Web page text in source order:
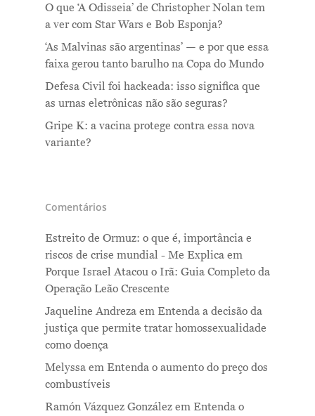
O que ‘A Odisseia’ de Christopher Nolan tem
a ver com Star Wars e Bob Esponja?
‘As Malvinas são argentinas’ — e por que essa
faixa gerou tanto barulho na Copa do Mundo
Defesa Civil foi hackeada: isso significa que
as urnas eletrônicas não são seguras?
Gripe K: a vacina protege contra essa nova
variante?
Comentários
Estreito de Ormuz: o que é, importância e
riscos de crise mundial - Me Explica em
Porque Israel Atacou o Irã: Guia Completo da
Operação Leão Crescente
Jaqueline Andreza em Entenda a decisão da
justiça que permite tratar homossexualidade
como doença
Melyssa em Entenda o aumento do preço dos
combustíveis
Ramón Vázquez González em Entenda o